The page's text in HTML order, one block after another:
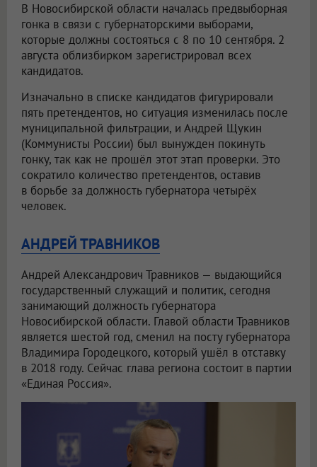
В Новосибирской области началась предвыборная
гонка в связи с губернаторскими выборами,
которые должны состояться с 8 по 10 сентября. 2
августа облизбирком зарегистрировал всех
кандидатов.
Изначально в списке кандидатов фигурировали
пять претендентов, но ситуация изменилась после
муниципальной фильтрации, и Андрей Щукин
(Коммунисты России) был вынужден покинуть
гонку, так как не прошёл этот этап проверки. Это
сократило количество претендентов, оставив
в борьбе за должность губернатора четырёх
человек.
АНДРЕЙ ТРАВНИКОВ
Андрей Александрович Травников — выдающийся
государственный служащий и политик, сегодня
занимающий должность губернатора
Новосибирской области. Главой области Травников
является шестой год, сменил на посту губернатора
Владимира Городецкого, который ушёл в отставку
в 2018 году. Сейчас глава региона состоит в партии
«Единая Россия».